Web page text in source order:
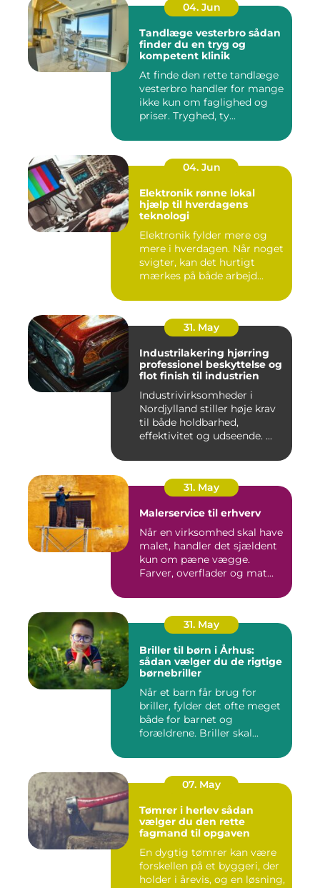
04. Jun
Tandlæge vesterbro sådan
finder du en tryg og
kompetent klinik
At finde den rette tandlæge
vesterbro handler for mange
ikke kun om faglighed og
priser. Tryghed, ty...
04. Jun
Elektronik rønne lokal
hjælp til hverdagens
teknologi
Elektronik fylder mere og
mere i hverdagen. Når noget
svigter, kan det hurtigt
mærkes på både arbejd...
31. May
Industrilakering hjørring
professionel beskyttelse og
flot finish til industrien
Industrivirksomheder i
Nordjylland stiller høje krav
til både holdbarhed,
effektivitet og udseende. ...
31. May
Malerservice til erhverv
Når en virksomhed skal have
malet, handler det sjældent
kun om pæne vægge.
Farver, overflader og mat...
31. May
Briller til børn i Århus:
sådan vælger du de rigtige
børnebriller
Når et barn får brug for
briller, fylder det ofte meget
både for barnet og
forældrene. Briller skal...
07. May
Tømrer i herlev sådan
vælger du den rette
fagmand til opgaven
En dygtig tømrer kan være
forskellen på et byggeri, der
holder i årevis, og en løsning,